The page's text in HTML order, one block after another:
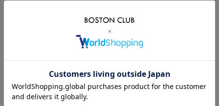
[ポイント還元 214ポイント～]